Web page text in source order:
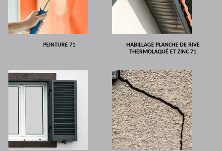
PEINTURE 71
HABILLAGE PLANCHE DE RIVE
THERMOLAQUÉ ET ZINC 71